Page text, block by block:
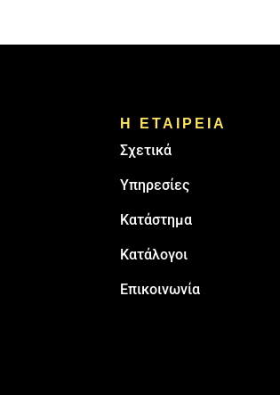
Η ΕΤΑΙΡΕΙΑ
Σχετικά
Υπηρεσίες
Κατάστημα
Κατάλογοι
Επικοινωνία